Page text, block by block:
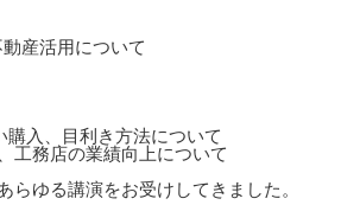
産活用について
購入、目利き方法について
工務店の業績向上について
ゆる講演をお受けしてきました。